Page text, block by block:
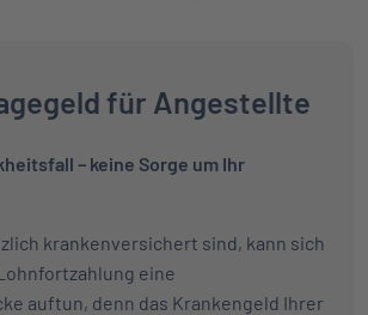
für Angestellte
– keine Sorge um Ihr
krankenversichert sind, kann sich
eine
auftun, denn das Krankengeld Ihrer